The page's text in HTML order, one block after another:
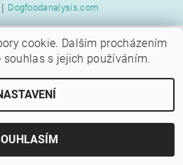
| Dogfoodanalysis.com
všechna práva vyhrazena
Vytvořil Shoptet
cookie. Dalším procházením
s jejich používáním.